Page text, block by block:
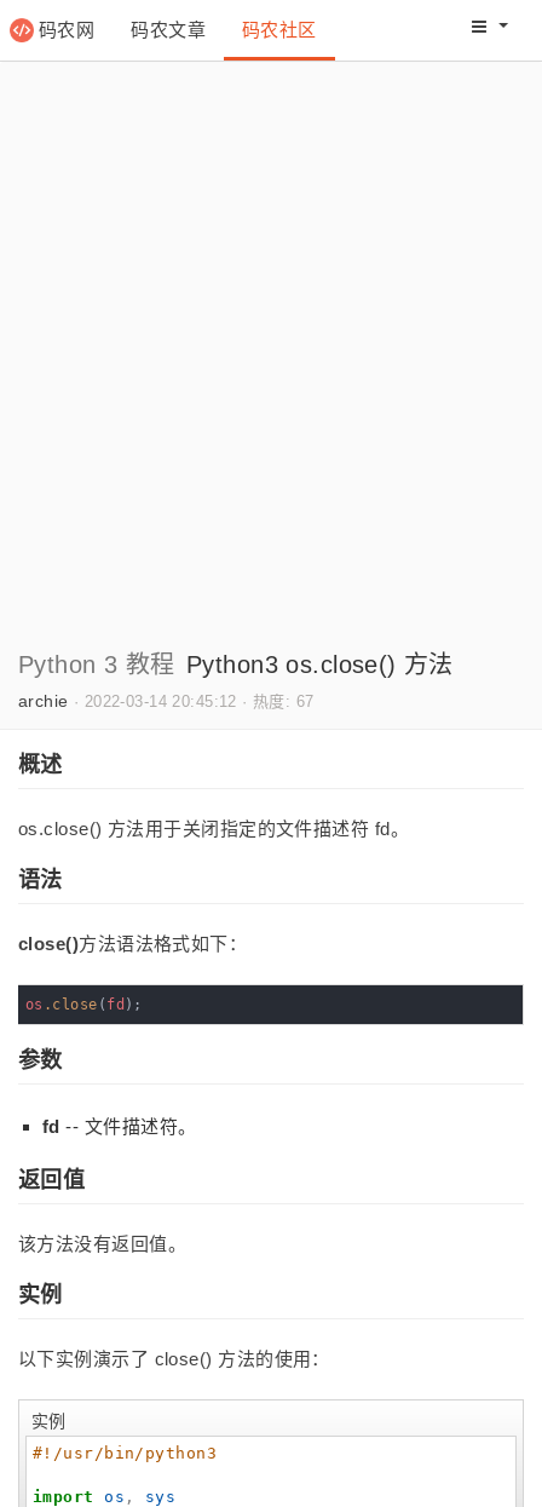
码农网 码农文章 码农社区 码农网
Python 3 教程 Python3 os.close() 方法
archie · 2022-03-14 20:45:12 · 热度: 67
概述
os.close() 方法用于关闭指定的文件描述符 fd。
语法
close()方法语法格式如下：
os .close ( fd );
参数
fd -- 文件描述符。
返回值
该方法没有返回值。
实例
以下实例演示了 close() 方法的使用：
实例
#!/usr/bin/python3
import os , sys